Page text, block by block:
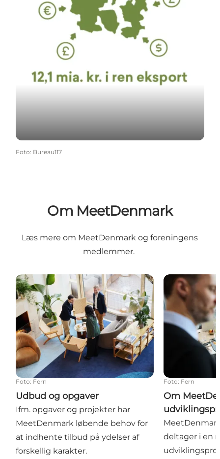
Foto: Bureau117
Om MeetDenmark
Læs mere om MeetDenmark og foreningens
medlemmer.
Udbud og opgaver
Foto: Fern
Udbud og opgaver
Ifm. opgaver og projekter har
MeetDenmark løbende behov for
at indhente tilbud på ydelser af
forskellig karakter.
Om
Foto: Fern
Om
deltager i en